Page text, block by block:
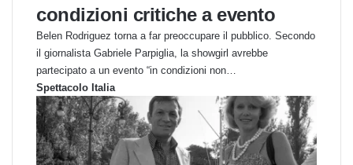
condizioni critiche a evento
Belen Rodriguez torna a far preoccupare il pubblico. Secondo
il giornalista Gabriele Parpiglia, la showgirl avrebbe
partecipato a un evento “in condizioni non…
Spettacolo Italia